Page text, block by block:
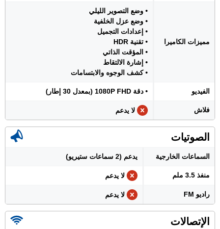
مميزات الكاميرا
• وضع التصوير الليلي
• وضع عزل الخلفية
• إعدادات التجميل
• تقنية HDR
• المؤقت الذاتي
• إشارة الالتقاط
• كشف الوجوه والابتسامات
الفيديو • دقة 1080P FHD (بمعدل 30 إطار)
فلاش لا يدعم
الصوتيات
السماعات الخارجية يدعم (2 سماعات ستيريو)
منفذ 3.5 ملم لا يدعم
راديو FM لا يدعم
الإتصالات